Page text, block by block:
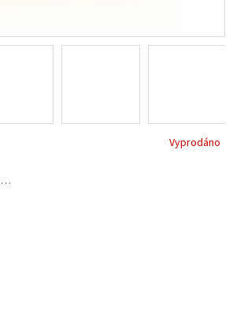
Vyprodáno